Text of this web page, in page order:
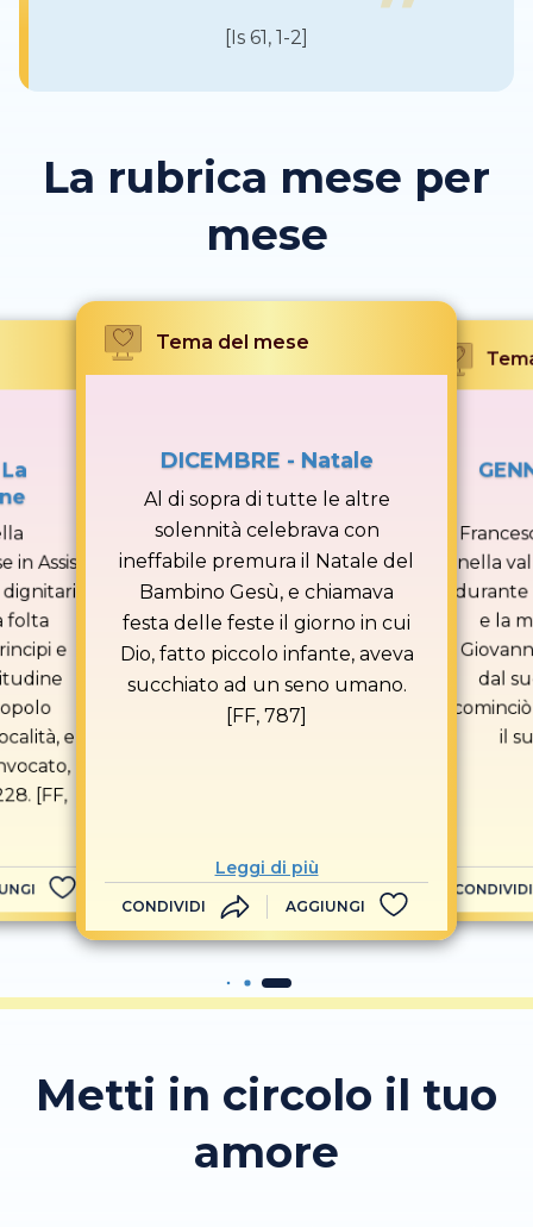
[Is 61, 1-2]
La rubrica mese per
mese
in Assisi,
folta
e
e
[FF,
Tema del mese
DICEMBRE - Natale
Al di sopra di tutte le altre
solennità celebrava con
ineffabile premura il Natale del
Bambino Gesù, e chiamava
festa delle feste il giorno in cui
Dio, fatto piccolo infante, aveva
succhiato ad un seno umano.
[FF, 787]
Leggi di più
CONDIVIDI AGGIUNGI
nella
durante
e la
dal
il
CONDIVIDI
Metti in circolo il tuo
amore